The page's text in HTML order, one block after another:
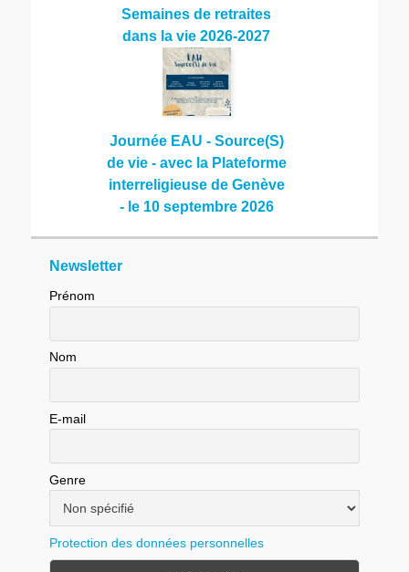
Semaines de retraites
dans la vie 2026-2027
Journée EAU - Source(S)
de vie - avec la Plateforme
interreligieuse de Genève
- le 10 septembre 2026
Newsletter
Prénom
Nom
E-mail
Genre
Protection des données personnelles